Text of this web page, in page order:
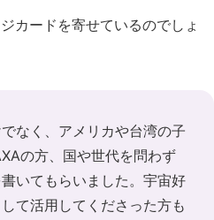
ードを寄せているのでしょ
でなく、アメリカや台湾の子
の方、国や世代を問わず
いてもらいました。宇宙好
て活用してくださった方も